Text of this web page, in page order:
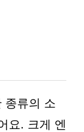
종류의 소
요. 크게 엔